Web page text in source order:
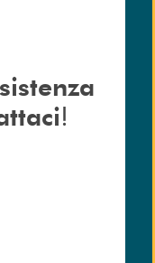
Contattaci !
!